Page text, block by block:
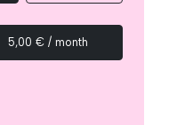
5,00 € / month